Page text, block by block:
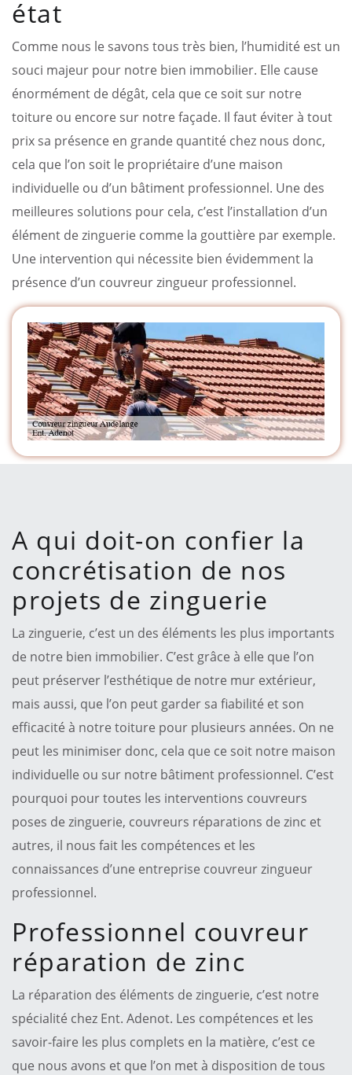
état
Comme nous le savons tous très bien, l’humidité est un
souci majeur pour notre bien immobilier. Elle cause
énormément de dégât, cela que ce soit sur notre
toiture ou encore sur notre façade. Il faut éviter à tout
prix sa présence en grande quantité chez nous donc,
cela que l’on soit le propriétaire d’une maison
individuelle ou d’un bâtiment professionnel. Une des
meilleures solutions pour cela, c’est l’installation d’un
élément de zinguerie comme la gouttière par exemple.
Une intervention qui nécessite bien évidemment la
présence d’un couvreur zingueur professionnel.
A qui doit-on confier la
concrétisation de nos
projets de zinguerie
La zinguerie, c’est un des éléments les plus importants
de notre bien immobilier. C’est grâce à elle que l’on
peut préserver l’esthétique de notre mur extérieur,
mais aussi, que l’on peut garder sa fiabilité et son
efficacité à notre toiture pour plusieurs années. On ne
peut les minimiser donc, cela que ce soit notre maison
individuelle ou sur notre bâtiment professionnel. C’est
pourquoi pour toutes les interventions couvreurs
poses de zinguerie, couvreurs réparations de zinc et
autres, il nous fait les compétences et les
connaissances d’une entreprise couvreur zingueur
professionnel.
Professionnel couvreur
réparation de zinc
La réparation des éléments de zinguerie, c’est notre
spécialité chez Ent. Adenot. Les compétences et les
savoir-faire les plus complets en la matière, c’est ce
que nous avons et que l’on met à disposition de tous